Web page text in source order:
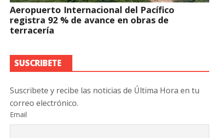
Aeropuerto Internacional del Pacífico
registra 92 % de avance en obras de
terracería
SUSCRIBETE
Suscribete y recibe las noticias de Última Hora en tu
correo electrónico.
Email